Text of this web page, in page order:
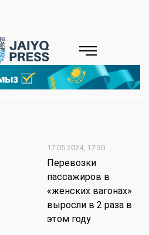
17.05.2024, 17:30
Перевозки
пассажиров в
«женских вагонах»
выросли в 2 раза в
этом году